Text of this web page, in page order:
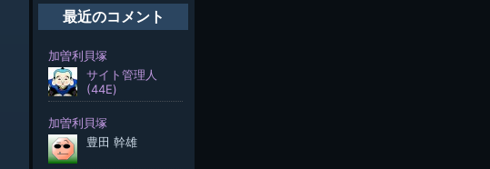
最近のコメント